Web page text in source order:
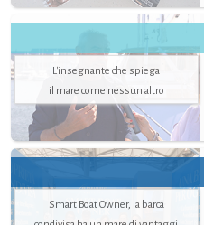
L'insegnante che spiega
il mare come nessun altro
Smart Boat Owner, la barca